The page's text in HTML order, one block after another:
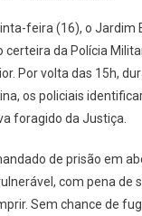
feira (16), o Jardim
da Polícia
Por volta das 15h,
os policiais
foragido da Justiça.
de prisão em
com pena de
Sem chance de